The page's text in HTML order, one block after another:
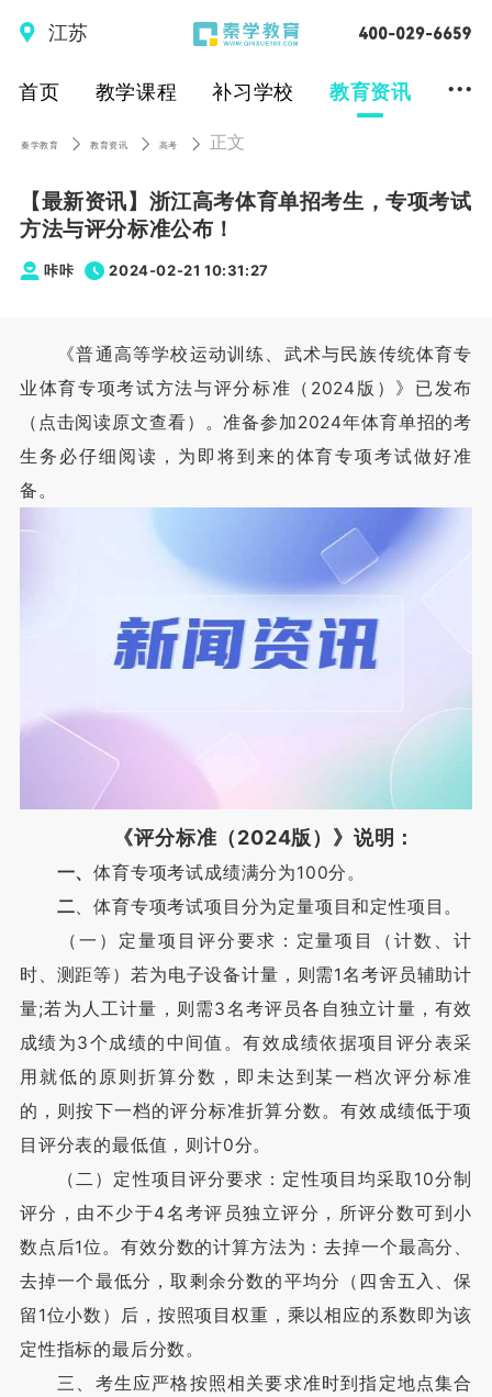
江苏
首页 教学课程 补习学校 教育资讯 ...
秦学教育 教育资讯 高考 正文
【最新资讯】浙江高考体育单招考生，专项考试
方法与评分标准公布！
咔咔 2024-02-21 10:31:27
《普通高等学校运动训练、武术与民族传统体育专
业体育专项考试方法与评分标准（2024版）》已发布
（点击阅读原文查看）。准备参加2024年体育单招的考
生务必仔细阅读，为即将到来的体育专项考试做好准
备。
《评分标准（2024版）》说明：
一、体育专项考试成绩满分为100分。
二、体育专项考试项目分为定量项目和定性项目。
（一）定量项目评分要求：定量项目（计数、计
时、测距等）若为电子设备计量，则需1名考评员辅助计
量;若为人工计量，则需3名考评员各自独立计量，有效
成绩为3个成绩的中间值。有效成绩依据项目评分表采
用就低的原则折算分数，即未达到某一档次评分标准
的，则按下一档的评分标准折算分数。有效成绩低于项
目评分表的最低值，则计0分。
（二）定性项目评分要求：定性项目均采取10分制
评分，由不少于4名考评员独立评分，所评分数可到小
数点后1位。有效分数的计算方法为：去掉一个最高分、
去掉一个最低分，取剩余分数的平均分（四舍五入、保
留1位小数）后，按照项目权重，乘以相应的系数即为该
定性指标的最后分数。
三、考生应严格按照相关要求准时到指定地点集合